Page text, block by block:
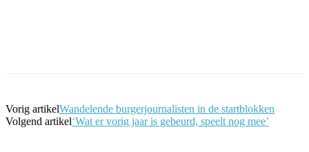
Vorig artikelWandelende burgerjournalisten in de startblokken
Volgend artikel‘Wat er vorig jaar is gebeurd, speelt nog mee’